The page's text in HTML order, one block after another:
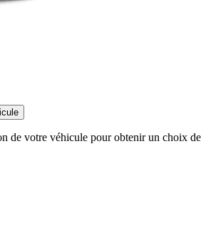
de votre véhicule pour obtenir un choix